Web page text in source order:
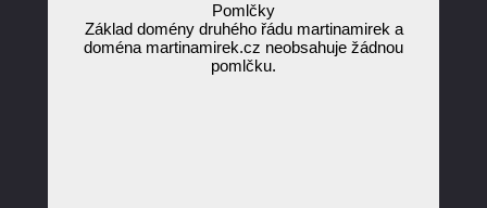
Pomlčky
Základ domény druhého řádu martinamirek a
doména martinamirek.cz neobsahuje žádnou
pomlčku.